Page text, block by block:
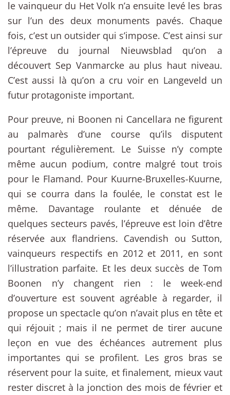
le vainqueur du Het Volk n’a ensuite levé les bras
sur l’un des deux monuments pavés. Chaque
fois, c’est un outsider qui s’impose. C’est ainsi sur
l’épreuve du journal Nieuwsblad qu’on a
découvert Sep Vanmarcke au plus haut niveau.
C’est aussi là qu’on a cru voir en Langeveld un
futur protagoniste important.
Pour preuve, ni Boonen ni Cancellara ne figurent
au palmarès d’une course qu’ils disputent
pourtant régulièrement. Le Suisse n’y compte
même aucun podium, contre malgré tout trois
pour le Flamand. Pour Kuurne-Bruxelles-Kuurne,
qui se courra dans la foulée, le constat est le
même. Davantage roulante et dénuée de
quelques secteurs pavés, l’épreuve est loin d’être
réservée aux flandriens. Cavendish ou Sutton,
vainqueurs respectifs en 2012 et 2011, en sont
l’illustration parfaite. Et les deux succès de Tom
Boonen n’y changent rien : le week-end
d’ouverture est souvent agréable à regarder, il
propose un spectacle qu’on n’avait plus en tête et
qui réjouit ; mais il ne permet de tirer aucune
leçon en vue des échéances autrement plus
importantes qui se profilent. Les gros bras se
réservent pour la suite, et finalement, mieux vaut
rester discret à la jonction des mois de février et